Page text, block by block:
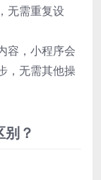
无需重复设
容，小程序会
，无需其他操
？